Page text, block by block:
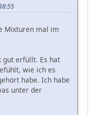
Mixturen mal im
gut erfüllt. Es hat
wie ich es
habe. Ich habe
unter der